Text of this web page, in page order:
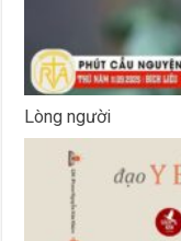
Lòng người